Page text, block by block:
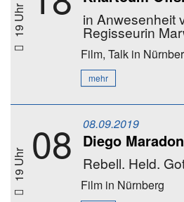
19 Uhr in Anwesenheit
Regisseurin
Film, Talk in
mehr
19 Uhr 08 08.09.2019
Diego
Rebell. Held.
Film in Nürnberg